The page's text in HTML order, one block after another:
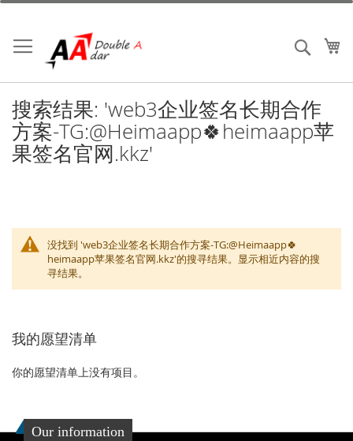
跳
内
容
搜索
搜索结果: 'web3企业签名长期合作
方案-TG:@Heimaapp🍀heimaapp苹
果签名官网.kkz'
没找到 'web3企业签名长期合作方案-TG:@Heimaapp🍀
heimaapp苹果签名官网.kkz'的搜寻结果。显示相近内容的搜
寻结果。
我的愿望清单
你的愿望清单上没有项目。
Our information